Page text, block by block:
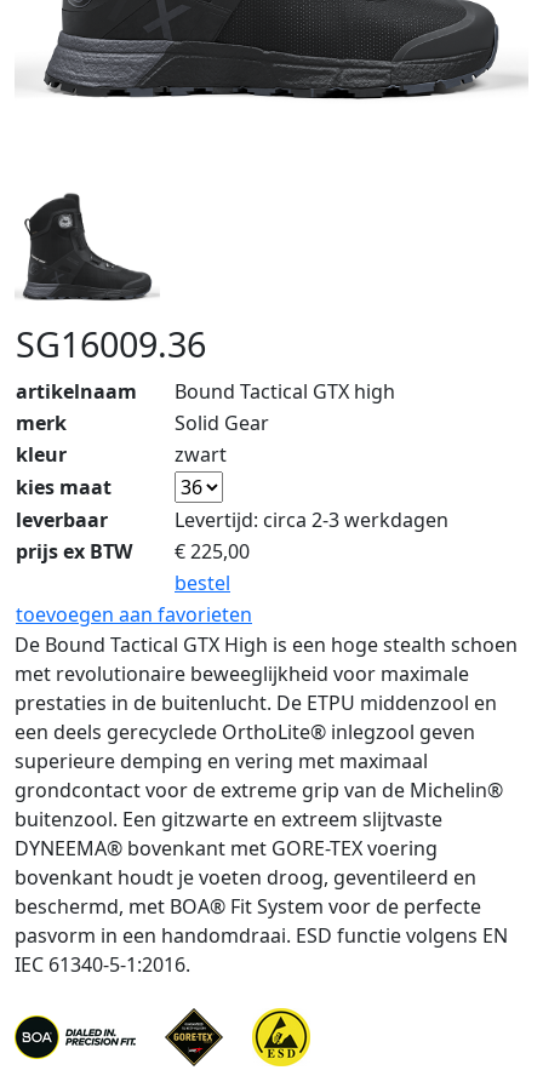
SG16009.36
artikelnaam
Bound Tactical GTX high
merk
Solid Gear
kleur
zwart
kies maat
leverbaar
Levertijd: circa 2-3 werkdagen
prijs ex BTW
€225,00
bestel
toevoegen aan favorieten
De Bound Tactical GTX High is een hoge stealth schoen
met revolutionaire beweeglijkheid voor maximale
prestaties in de buitenlucht. De ETPU middenzool en
een deels gerecyclede OrthoLite® inlegzool geven
superieure demping en vering met maximaal
grondcontact voor de extreme grip van de Michelin®
buitenzool. Een gitzwarte en extreem slijtvaste
DYNEEMA® bovenkant met GORE-TEX voering
bovenkant houdt je voeten droog, geventileerd en
beschermd, met BOA® Fit System voor de perfecte
pasvorm in een handomdraai. ESD functie volgens EN
IEC 61340-5-1:2016.